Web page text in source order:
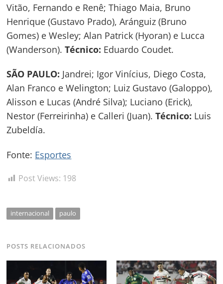
Vitão, Fernando e Renê; Thiago Maia, Bruno
Henrique (Gustavo Prado), Aránguiz (Bruno
Gomes) e Wesley; Alan Patrick (Hyoran) e Lucca
(Wanderson).Técnico: Eduardo Coudet.
SÃO PAULO: Jandrei; Igor Vinícius, Diego Costa,
Alan Franco e Welington; Luiz Gustavo (Galoppo),
Alisson e Lucas (André Silva); Luciano (Erick),
Nestor (Ferreirinha) e Calleri (Juan).Técnico: Luis
Zubeldía.
Fonte: Esportes
Post Views: 198
internacional paulo
POSTS RELACIONADOS